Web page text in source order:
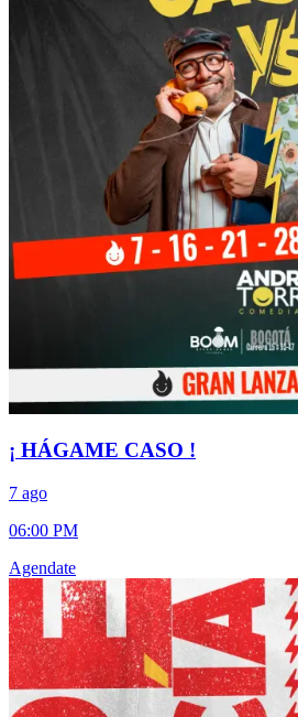
¡ HÁGAME CASO !
7 ago
06:00 PM
Agendate